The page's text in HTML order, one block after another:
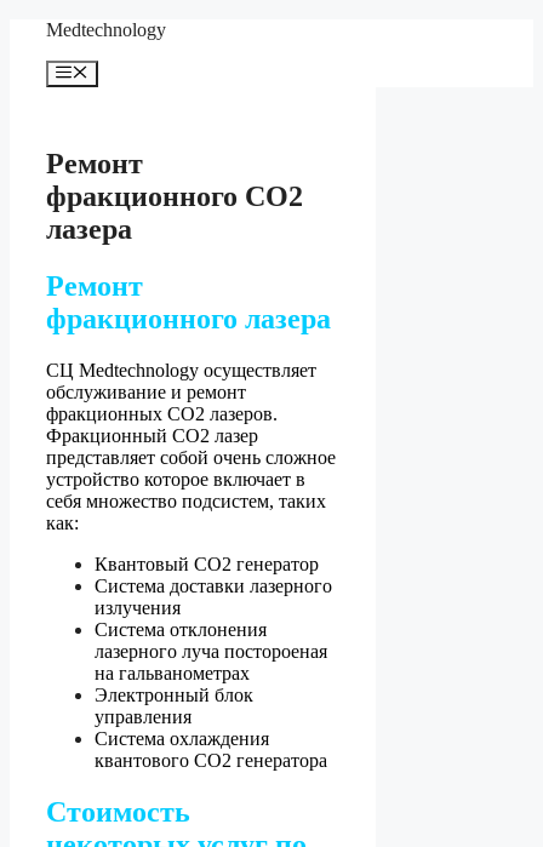
Перейти
содержимому
Medteсhnology
Меню
Ремонт
фракционного CO2
лазера
Ремонт
фракционного лазера
СЦ Medtechnology осуществляет
обслуживание и ремонт
фракционных СО2 лазеров.
Фракционный СО2 лазер
представляет собой очень сложное
устройство которое включает в
себя множество подсистем, таких
как:
Квантовый СО2 генератор
Система доставки лазерного
излучения
Система отклонения
лазерного луча постороеная
на гальванометрах
Электронный блок
управления
Система охлаждения
квантового СО2 генератора
Стоимость